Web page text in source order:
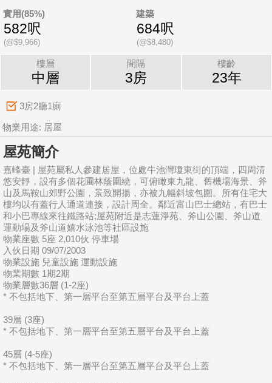
實用(85%)
582呎
(@$9,966)
建築
684呎
(@$8,480)
樓層
中層
間隔
3房
樓齡
23年
3房2廳1廁
物業用途: 居屋
屋苑簡介
嘉峰臺 | 屋苑屬私人參建居屋，位處牛池灣瓊東街的頂端，四周清
悠安靜，設有多個花圃林蔭圍繞，可俯瞰東九龍、舊機場海景、斧
山及馬鞍山郊野公園，景致開揚，亦被九幅斜坡包圍。所有住宅大
樓均以有蓋行人通道連接，設計周全。鄰近富山巴士總站，有巴士
和小巴專線來往鐵路站;屋苑附近是志蓮淨苑、斧山公園、斧山道
運動場及斧山道嬉水泳池等社區設施
物業座數 5座 2,010伙 停車場
入伙日期 09/07/2003
物業設施 兒童設施 運動設施
物業期數 1期2期
物業層數36層 (1-2座)
* 不包括地下、第一層平台至第五層平台及平台上蓋
39層 (3座)
* 不包括地下、第一層平台至第五層平台及平台上蓋
45層 (4-5座)
* 不包括地下、第一層平台至第五層平台及平台上蓋